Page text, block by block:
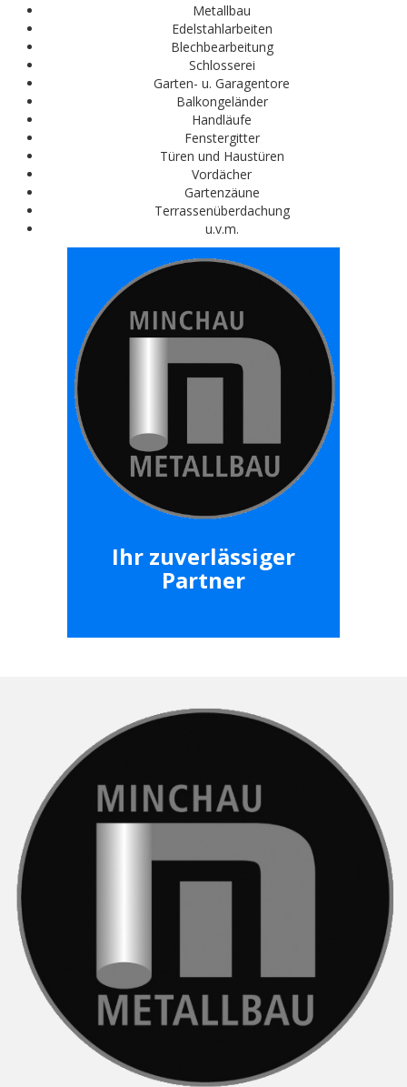
Metallbau
Edelstahlarbeiten
Blechbearbeitung
Schlosserei
Garten- u. Garagentore
Balkongeländer
Handläufe
Fenstergitter
Türen und Haustüren
Vordächer
Gartenzäune
Terrassenüberdachung
u.v.m.
Ihr zuverlässiger
Partner